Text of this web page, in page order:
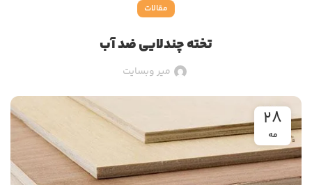
مقالات
تخته چندلایی ضد آب
میر وبسایت
28
مه